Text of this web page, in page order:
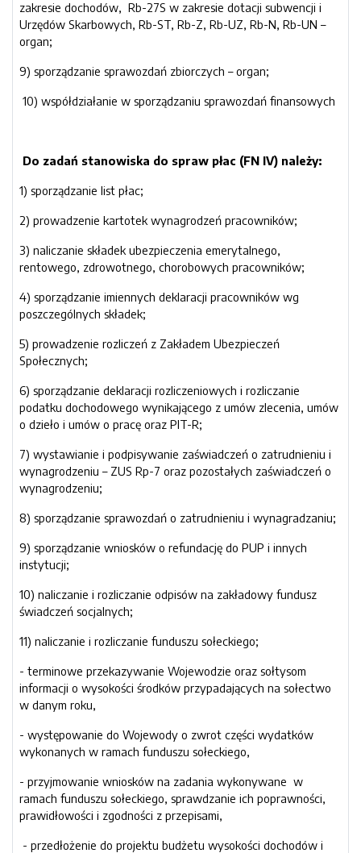
zakresie dochodów, Rb-27S w zakresie dotacji subwencji i
Urzędów Skarbowych, Rb-ST, Rb-Z, Rb-UZ, Rb-N, Rb-UN –
organ;
9) sporządzanie sprawozdań zbiorczych – organ;
10) współdziałanie w sporządzaniu sprawozdań finansowych
Do zadań stanowiska do spraw płac (FN IV) należy:
1) sporządzanie list płac;
2) prowadzenie kartotek wynagrodzeń pracowników;
3) naliczanie składek ubezpieczenia emerytalnego,
rentowego, zdrowotnego, chorobowych pracowników;
4) sporządzanie imiennych deklaracji pracowników wg
poszczególnych składek;
5) prowadzenie rozliczeń z Zakładem Ubezpieczeń
Społecznych;
6) sporządzanie deklaracji rozliczeniowych i rozliczanie
podatku dochodowego wynikającego z umów zlecenia, umów
o dzieło i umów o pracę oraz PIT-R;
7) wystawianie i podpisywanie zaświadczeń o zatrudnieniu i
wynagrodzeniu – ZUS Rp-7 oraz pozostałych zaświadczeń o
wynagrodzeniu;
8) sporządzanie sprawozdań o zatrudnieniu i wynagradzaniu;
9) sporządzanie wniosków o refundację do PUP i innych
instytucji;
10) naliczanie i rozliczanie odpisów na zakładowy fundusz
świadczeń socjalnych;
11) naliczanie i rozliczanie funduszu sołeckiego;
- terminowe przekazywanie Wojewodzie oraz sołtysom
informacji o wysokości środków przypadających na sołectwo
w danym roku,
- występowanie do Wojewody o zwrot części wydatków
wykonanych w ramach funduszu sołeckiego,
- przyjmowanie wniosków na zadania wykonywane w
ramach funduszu sołeckiego, sprawdzanie ich poprawności,
prawidłowości i zgodności z przepisami,
- przedłożenie do projektu budżetu wysokości dochodów i